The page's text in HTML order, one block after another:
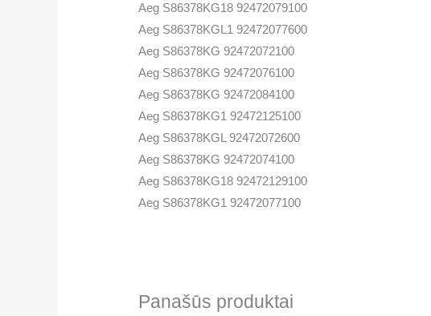
Aeg S86378KG18 92472079100
Aeg S86378KGL1 92472077600
Aeg S86378KG 92472072100
Aeg S86378KG 92472076100
Aeg S86378KG 92472084100
Aeg S86378KG1 92472125100
Aeg S86378KGL 92472072600
Aeg S86378KG 92472074100
Aeg S86378KG18 92472129100
Aeg S86378KG1 92472077100
Panašūs produktai